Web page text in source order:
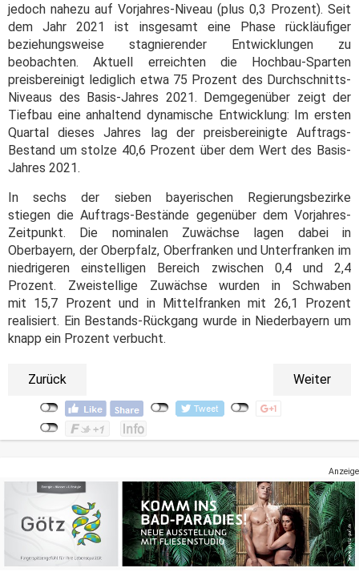
jedoch nahezu auf Vorjahres-Niveau (plus 0,3 Prozent). Seit
dem Jahr 2021 ist insgesamt eine Phase rückläufiger
beziehungsweise stagnierender Entwicklungen zu
beobachten. Aktuell erreichten die Hochbau-Sparten
preisbereinigt lediglich etwa 75 Prozent des Durchschnitts-
Niveaus des Basis-Jahres 2021. Demgegenüber zeigt der
Tiefbau eine anhaltend dynamische Entwicklung: Im ersten
Quartal dieses Jahres lag der preisbereinigte Auftrags-
Bestand um stolze 40,6 Prozent über dem Wert des Basis-
Jahres 2021.
In sechs der sieben bayerischen Regierungsbezirke
stiegen die Auftrags-Bestände gegenüber dem Vorjahres-
Zeitpunkt. Die nominalen Zuwächse lagen dabei in
Oberbayern, der Oberpfalz, Oberfranken und Unterfranken im
niedrigeren einstelligen Bereich zwischen 0,4 und 2,4
Prozent. Zweistellige Zuwächse wurden in Schwaben
mit 15,7 Prozent und in Mittelfranken mit 26,1 Prozent
realisiert. Ein Bestands-Rückgang wurde in Niederbayern um
knapp ein Prozent verbucht.
Zurück Weiter
Anzeige